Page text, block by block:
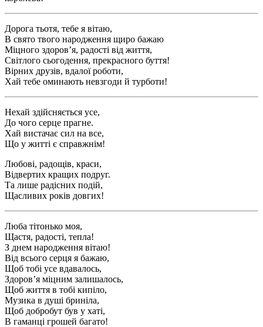
Дорога тьотя, тебе я вітаю,
В свято твого народження щиро бажаю
Міцного здоров’я, радості від життя,
Світлого сьогодення, прекрасного буття!
Вірних друзів, вдалої роботи,
Хай тебе оминають невзгоди й турботи!
Нехай здійсняється усе,
До чого серце прагне.
Хай вистачає сил на все,
Що у житті є справжнім!
Любові, радощів, краси,
Відвертих кращих подруг.
Та лише радісних подій,
Щасливих років довгих!
Люба тітонько моя,
Щастя, радості, тепла!
З днем народження вітаю!
Від всього серця я бажаю,
Щоб тобі усе вдавалось,
Здоров’я міцним залишалось,
Щоб життя в тобі кипіло,
Музика в душі бриніла,
Щоб добробут був у хаті,
В гаманці грошей багато!